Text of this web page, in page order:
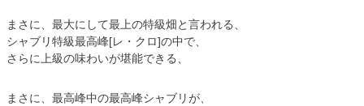
まさに、最大にして最上の特級畑と言われる、
シャブリ特級最高峰[レ・クロ]の中で、
さらに上級の味わいが堪能できる、
まさに、最高峰中の最高峰シャブリが、